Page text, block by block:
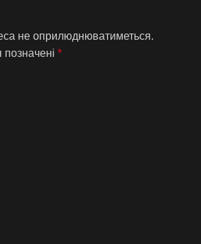
не оприлюднюватиметься.
позначені *